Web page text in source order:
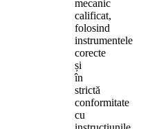
mecanic
calificat,
folosind
instrumentele
corecte
și
în
strictă
conformitate
cu